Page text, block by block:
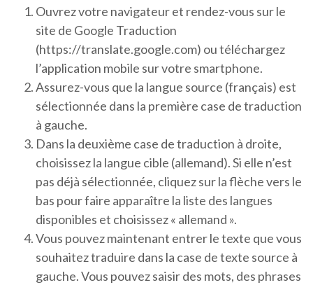
Ouvrez votre navigateur et rendez-vous sur le
site de Google Traduction
(https://translate.google.com) ou téléchargez
l’application mobile sur votre smartphone.
Assurez-vous que la langue source (français) est
sélectionnée dans la première case de traduction
à gauche.
Dans la deuxième case de traduction à droite,
choisissez la langue cible (allemand). Si elle n’est
pas déjà sélectionnée, cliquez sur la flèche vers le
bas pour faire apparaître la liste des langues
disponibles et choisissez « allemand ».
Vous pouvez maintenant entrer le texte que vous
souhaitez traduire dans la case de texte source à
gauche. Vous pouvez saisir des mots, des phrases